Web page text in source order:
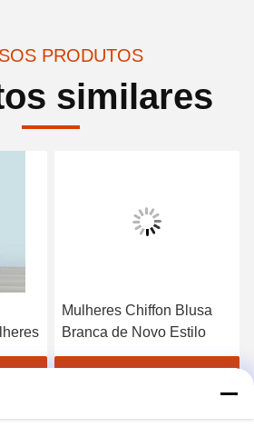
PRODUTOS
similares
Mulheres Chiffon Blusa
Branca de Novo Estilo